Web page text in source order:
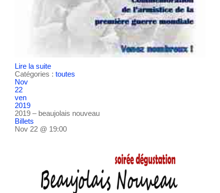
Lire la suite
Catégories : toutes
Nov
22
ven
2019
2019 – beaujolais nouveau
Billets
Nov 22 @ 19:00